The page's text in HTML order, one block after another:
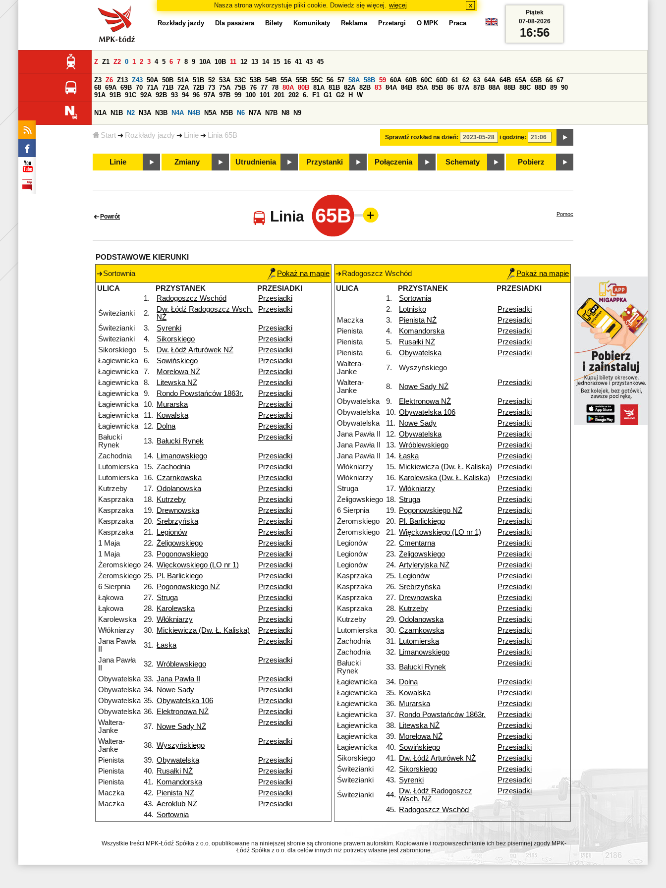
Nasza strona wykorzystuje pliki cookie. Dowiedz się więcej. więcej x
Start Rozkłady jazdy Linie Linia 65B
Rozkłady jazdy Dla pasażera Bilety Komunikaty Reklama Przetargi O MPK Praca
Sprawdź rozkład na dzień: i godzinę:
Z Z1 Z2 0 1 2 3 4 5 6 7 8 9 10A 10B 11 12 13 14 15 16 41 43 45
Z3 Z6 Z13 Z43 50A 50B 51A 51B 52 53A 53C 53B 54B 55A 55B 55C 56 57 58A 58B 59 60A 60B 60C 60D 61 62 63 64A 64B 65A 65B 66 67
68 69A 69B 70 71A 71B 72A 72B 73 75A 75B 76 77 78 80A 80B 81A 81B 82A 82B 83 84A 84B 85A 85B 86 87A 87B 88A 88B 88C 88D 89 90
91A 91B 91C 92A 92B 93 94 96 97A 97B 99 100 101 201 202 6. F1 G1 G2 H W
N1A N1B N2 N3A N3B N4A N4B N5A N5B N6 N7A N7B N8 N9
Linie Zmiany Utrudnienia Przystanki Połączenia Schematy Pobierz
Piątek
07-08-2026
16:56
Powrót Linia 65B Pomoc
PODSTAWOWE KIERUNKI
Sortownia
Pokaż na mapie
ULICA
PRZYSTANEK
PRZESIADKI
1.
Radogoszcz Wschód
Przesiadki
Świtezianki
2.
Dw. Łódź Radogoszcz Wsch.
NŻ
Przesiadki
Świtezianki 3. Syrenki
Przesiadki
Świtezianki
4. Sikorskiego
Przesiadki
Sikorskiego
5. Dw. Łódź Arturówek NŻ
Przesiadki
Łagiewnicka
6. Sowińskiego
Przesiadki
Łagiewnicka
7. Morelowa NŻ
Przesiadki
Łagiewnicka
8. Litewska NŻ
Przesiadki
Łagiewnicka
9. Rondo Powstańców 1863r.
Przesiadki
Łagiewnicka
10. Murarska
Przesiadki
Łagiewnicka
11. Kowalska
Przesiadki
Łagiewnicka
12. Dolna
Przesiadki
Bałucki
Rynek
13. Bałucki Rynek Przesiadki
Zachodnia 14. Limanowskiego
Przesiadki
Lutomierska
15. Zachodnia
Przesiadki
Lutomierska
16. Czarnkowska
Przesiadki
Kutrzeby
17. Odolanowska
Przesiadki
Kasprzaka
18. Kutrzeby
Przesiadki
Kasprzaka
19. Drewnowska
Przesiadki
Kasprzaka
20. Srebrzyńska
Przesiadki
Kasprzaka
21. Legionów
Przesiadki
1 Maja
22. Żeligowskiego
Przesiadki
1 Maja
23. Pogonowskiego
Przesiadki
Żeromskiego 24. Więckowskiego (LO nr 1)
Przesiadki
Żeromskiego 25. Pl. Barlickiego
Przesiadki
6 Sierpnia
26. Pogonowskiego NŻ
Przesiadki
Łąkowa
27. Struga
Przesiadki
Łąkowa
28. Karolewska
Przesiadki
Karolewska
29. Włókniarzy
Przesiadki
Włókniarzy
30. Mickiewicza (Dw. Ł. Kaliska)
Przesiadki
Jana Pawła
31. Łaska Przesiadki
Jana Pawła
32. Wróblewskiego Przesiadki
Obywatelska 33. Jana Pawła II
Przesiadki
Obywatelska 34. Nowe Sady
Przesiadki
Obywatelska 35. Obywatelska 106
Przesiadki
Obywatelska 36. Elektronowa NŻ
Przesiadki
Waltera-
Janke
37. Nowe Sady NŻ Przesiadki
Waltera-
Janke
38. Wyszyńskiego Przesiadki
Pienista 39. Obywatelska
Przesiadki
Pienista
40. Rusałki NŻ
Przesiadki
Pienista
41. Komandorska
Przesiadki
Maczka
42. Pienista NŻ
Przesiadki
Maczka
43. Aeroklub NŻ
Przesiadki
44. Sortownia
Radogoszcz Wschód
Pokaż na mapie
ULICA
PRZYSTANEK
PRZESIADKI
1.
Sortownia
2.
Lotnisko
Przesiadki
Maczka
3. Pienista NŻ
Przesiadki
Pienista
4. Komandorska
Przesiadki
Pienista
5. Rusałki NŻ
Przesiadki
Pienista
6. Obywatelska
Przesiadki
Waltera-
Janke
7.
Wyszyńskiego
Waltera-
Janke
8. Nowe Sady NŻ Przesiadki
Obywatelska 9. Elektronowa NŻ
Przesiadki
Obywatelska
10. Obywatelska 106
Przesiadki
Obywatelska
11. Nowe Sady
Przesiadki
Jana Pawła II
12. Obywatelska
Przesiadki
Jana Pawła II
13. Wróblewskiego
Przesiadki
Jana Pawła II
14. Łaska
Przesiadki
Włókniarzy
15. Mickiewicza (Dw. Ł. Kaliska)
Przesiadki
Włókniarzy
16. Karolewska (Dw. Ł. Kaliska)
Przesiadki
Struga
17. Włókniarzy
Przesiadki
Żeligowskiego 18. Struga
Przesiadki
6 Sierpnia
19. Pogonowskiego NŻ
Przesiadki
Żeromskiego
20. Pl. Barlickiego
Przesiadki
Żeromskiego
21. Więckowskiego (LO nr 1)
Przesiadki
Legionów
22. Cmentarna
Przesiadki
Legionów
23. Żeligowskiego
Przesiadki
Legionów
24. Artyleryjska NŻ
Przesiadki
Kasprzaka
25. Legionów
Przesiadki
Kasprzaka
26. Srebrzyńska
Przesiadki
Kasprzaka
27. Drewnowska
Przesiadki
Kasprzaka
28. Kutrzeby
Przesiadki
Kutrzeby
29. Odolanowska
Przesiadki
Lutomierska
30. Czarnkowska
Przesiadki
Zachodnia
31. Lutomierska
Przesiadki
Zachodnia
32. Limanowskiego
Przesiadki
Bałucki
Rynek
33. Bałucki Rynek Przesiadki
Łagiewnicka 34. Dolna
Przesiadki
Łagiewnicka
35. Kowalska
Przesiadki
Łagiewnicka
36. Murarska
Przesiadki
Łagiewnicka
37. Rondo Powstańców 1863r.
Przesiadki
Łagiewnicka
38. Litewska NŻ
Przesiadki
Łagiewnicka
39. Morelowa NŻ
Przesiadki
Łagiewnicka
40. Sowińskiego
Przesiadki
Sikorskiego
41. Dw. Łódź Arturówek NŻ
Przesiadki
Świtezianki
42. Sikorskiego
Przesiadki
Świtezianki
43. Syrenki
Przesiadki
Świtezianki
44. Dw. Łódź Radogoszcz
Wsch. NŻ
Przesiadki
45. Radogoszcz Wschód
Wszystkie treści MPK-Łódź Spółka z o.o. opublikowane na niniejszej stronie są chronione prawem autorskim. Kopiowanie i rozpowszechnianie ich bez pisemnej zgody MPK-
Łódź Spółka z o.o. dla celów innych niż potrzeby własne jest zabronione.